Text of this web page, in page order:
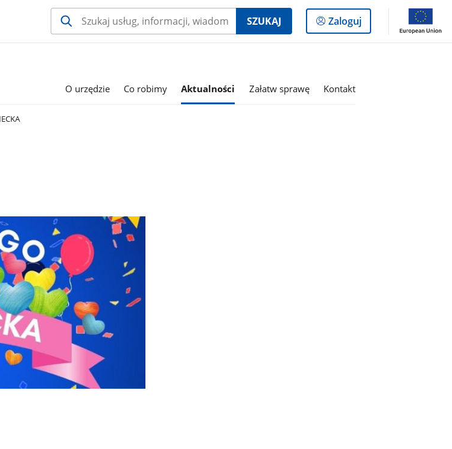
SZUKAJ
Logowanie
do
Zaloguj
O urzędzie Co robimy Aktualności Załatw sprawę Kontakt